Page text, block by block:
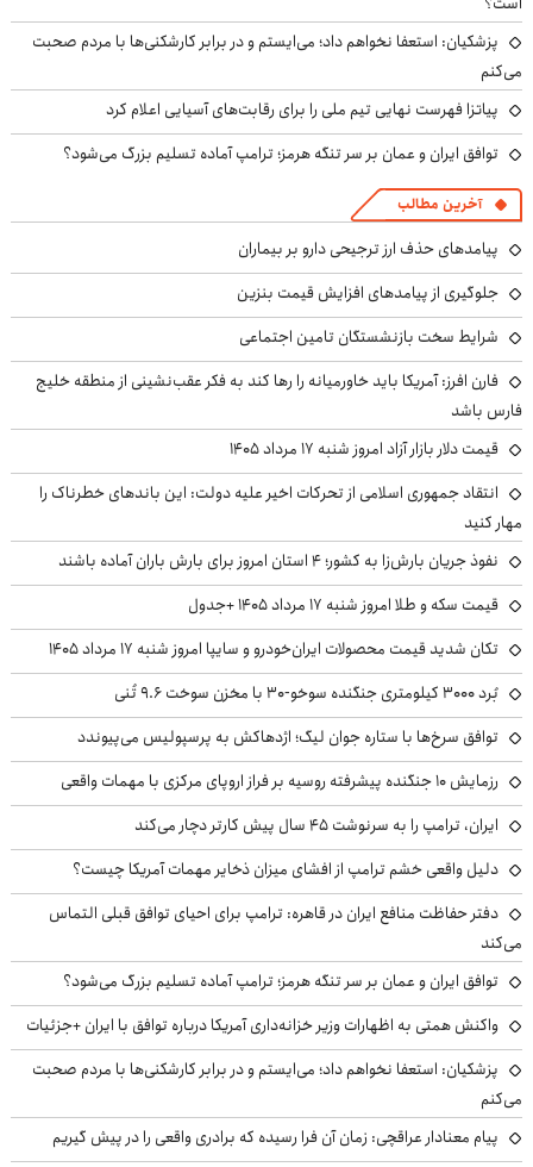
پزشکیان: استعفا نخواهم داد؛ می‌ایستم و در برابر کارشکنی‌ها با مردم صحبت
می‌کنم
پیاتزا فهرست نهایی تیم ملی را برای رقابت‌های آسیایی اعلام کرد
توافق ایران و عمان بر سر تنگه هرمز؛ ترامپ آماده تسلیم بزرگ می‌شود؟
آخرین مطالب
پیامدهای حذف ارز ترجیحی دارو بر بیماران
جلوگیری از پیامدهای افزایش قیمت بنزین
شرایط سخت بازنشستگان تامین اجتماعی
فارن افرز: آمریکا باید خاورمیانه را رها کند به فکر عقب‌نشینی از منطقه خلیج
فارس باشد
قیمت دلار بازار آزاد امروز شنبه ۱۷ مرداد ۱۴۰۵
انتقاد جمهوری اسلامی از تحرکات اخیر علیه دولت: این باندهای خطرناک را
مهار کنید
نفوذ جریان بارش‌زا به کشور؛ ۴ استان امروز برای بارش باران آماده باشند
قیمت سکه و طلا امروز شنبه ۱۷ مرداد ۱۴۰۵ +جدول
تکان شدید قیمت محصولات ایران‌خودرو و سایپا امروز شنبه ۱۷ مرداد ۱۴۰۵
بُرد ۳۰۰۰ کیلومتری جنگنده سوخو-۳۰ با مخزن سوخت ۹.۶ تُنی
توافق سرخ‌ها با ستاره جوان لیگ؛ اژدهاکش به پرسپولیس می‌پیوندد
رزمایش ۱۰ جنگنده پیشرفته روسیه بر فراز اروپای مرکزی با مهمات واقعی
ایران، ترامپ را به سرنوشت ۴۵ سال پیش کارتر دچار می‌کند
دلیل واقعی خشم ترامپ از افشای میزان ذخایر مهمات آمریکا چیست؟
دفتر حفاظت منافع ایران در قاهره: ترامپ برای احیای توافق قبلی التماس
می‌کند
توافق ایران و عمان بر سر تنگه هرمز؛ ترامپ آماده تسلیم بزرگ می‌شود؟
واکنش همتی به اظهارات وزیر خزانه‌داری آمریکا درباره توافق با ایران +جزئیات
پزشکیان: استعفا نخواهم داد؛ می‌ایستم و در برابر کارشکنی‌ها با مردم صحبت
می‌کنم
پیام معنادار عراقچی: زمان آن فرا رسیده که برادری واقعی را در پیش گیریم